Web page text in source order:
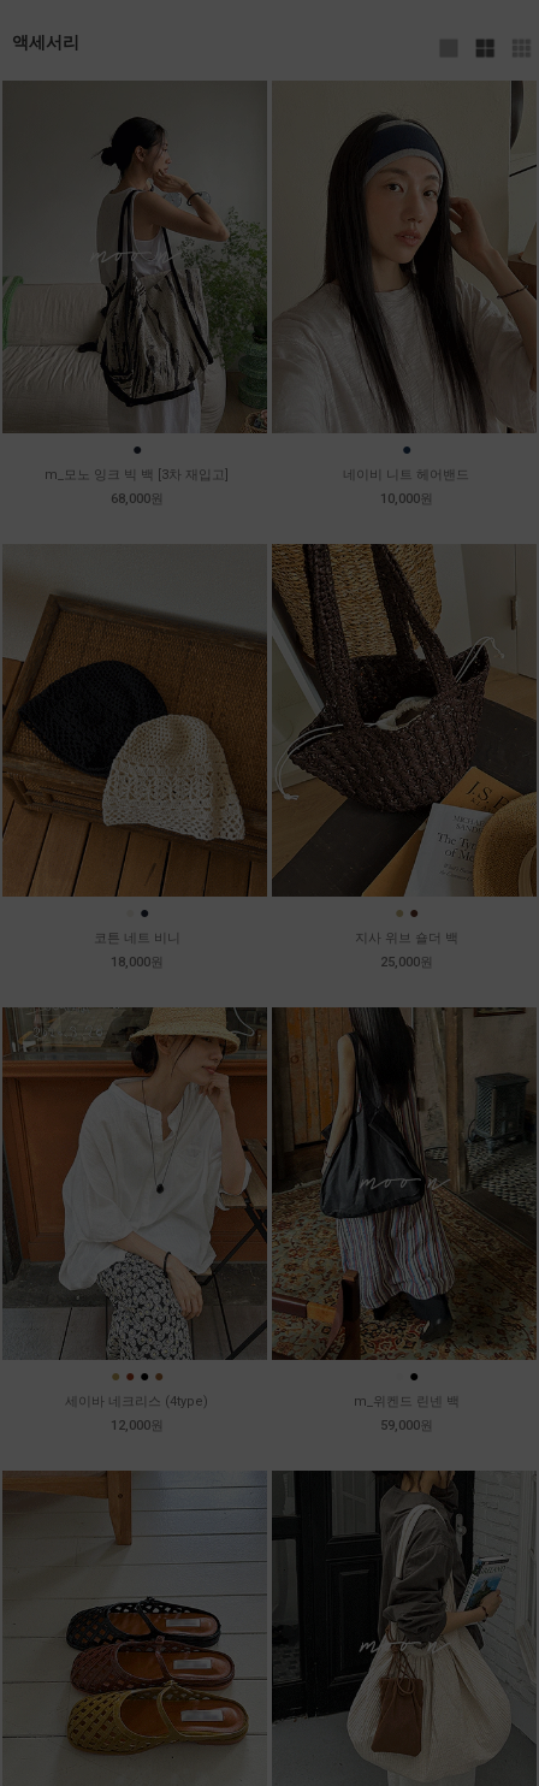
액세서리
●
m_모노 잉크 빅 백 [3차 재입고]
68,000원
●
네이비 니트 헤어밴드
10,000원
●
코튼 네트 비니
18,000원
● ●
지사 위브 숄더 백
25,000원
● ● ● ●
세이바 네크리스 (4type)
12,000원
●
m_위켄드 린넨 백
59,000원